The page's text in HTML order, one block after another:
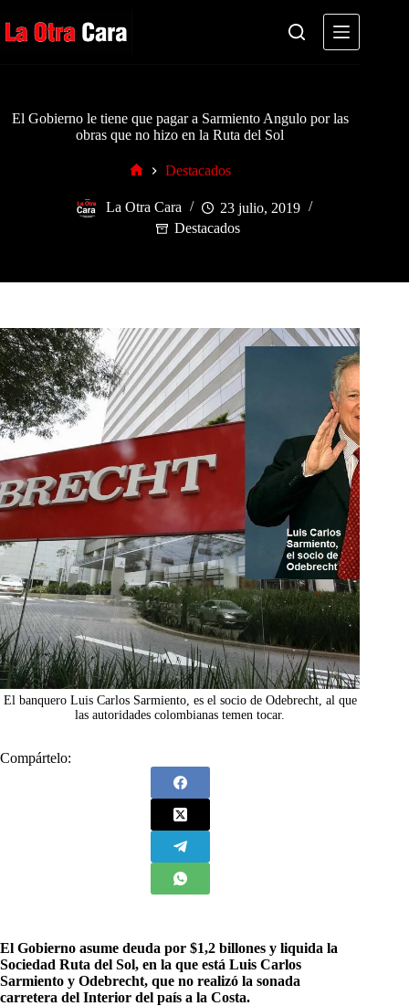
al
contenido
El Gobierno le tiene que pagar a Sarmiento Angulo por las
obras que no hizo en la Ruta del Sol
Destacados
La Otra Cara
23 julio, 2019
Destacados
El banquero Luis Carlos Sarmiento, es el socio de Odebrecht, al que
las autoridades colombianas temen tocar.
Compártelo:
El Gobierno asume deuda por $1,2 billones y liquida la
Sociedad Ruta del Sol, en la que está Luis Carlos
Sarmiento y Odebrecht, que no realizó la sonada
carretera del Interior del país a la Costa.